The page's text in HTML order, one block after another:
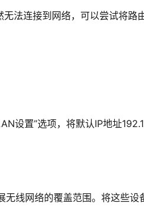
法连接到网络，可以尝试将路
设置”选项，将默认IP地址
线网络的覆盖范围。将这些设